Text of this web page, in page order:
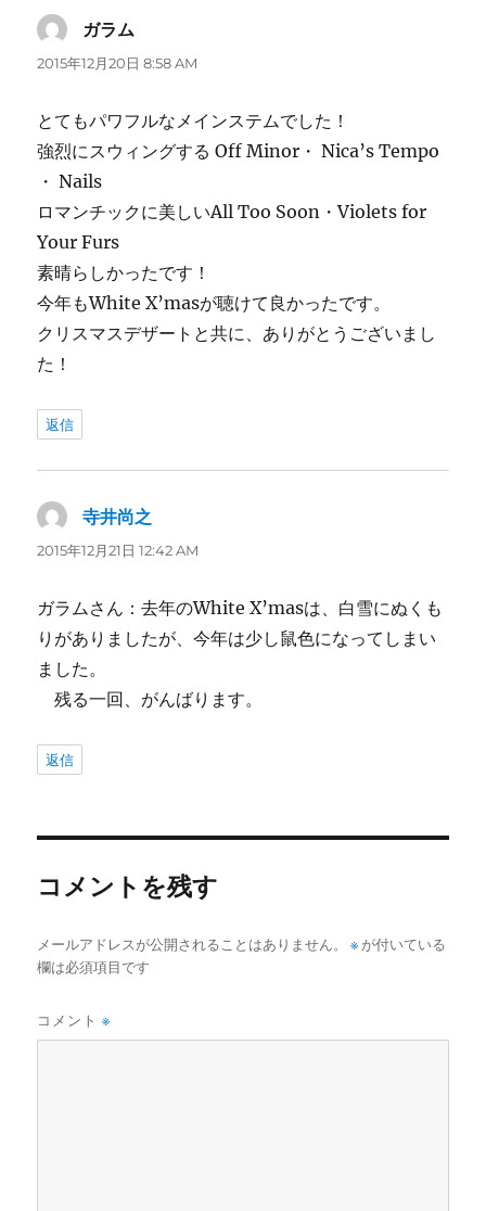
ガラム
り:
2015年12月20日 8:58 AM
とてもパワフルなメインステムでした！
強烈にスウィングする Off Minor・ Nica’s Tempo
・ Nails
ロマンチックに美しいAll Too Soon・Violets for
Your Furs
素晴らしかったです！
今年もWhite X’masが聴けて良かったです。
クリスマスデザートと共に、ありがとうございまし
た！
返信
寺井尚之
り:
2015年12月21日 12:42 AM
ガラムさん：去年のWhite X’masは、白雪にぬくも
りがありましたが、今年は少し鼠色になってしまい
ました。
残る一回、がんばります。
返信
コメントを残す
メールアドレスが公開されることはありません。 ※ が付いている
欄は必須項目です
コメント※